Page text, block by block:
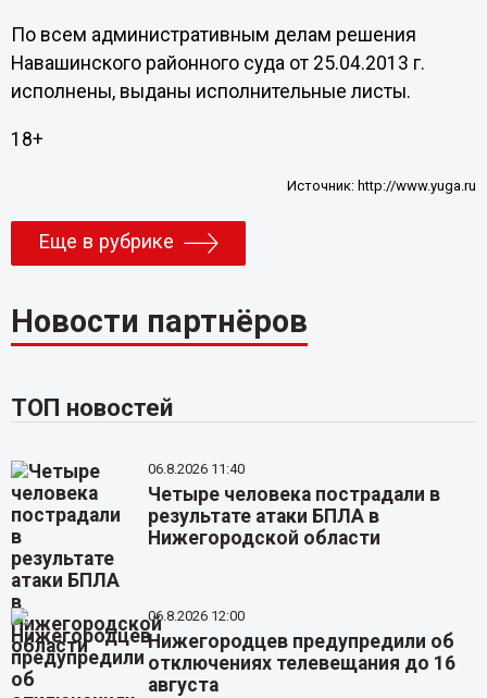
По всем административным делам решения
Навашинского районного суда от 25.04.2013 г.
исполнены, выданы исполнительные листы.
18+
Источник: http://www.yuga.ru
Еще в рубрике
Новости партнёров
ТОП новостей
06.8.2026 11:40
Четыре человека пострадали в
результате атаки БПЛА в
Нижегородской области
06.8.2026 12:00
Нижегородцев предупредили об
отключениях телевещания до 16
августа